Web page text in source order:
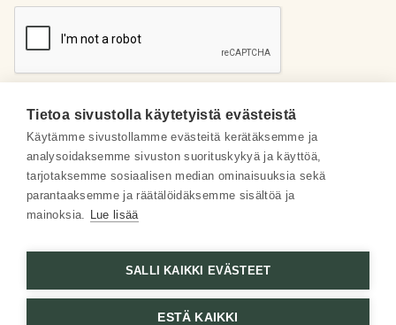
Meistä
Some
Asiakaspalvelu
Tietoa sivustolla käytetyistä evästeistä
Käytämme sivustollamme evästeitä kerätäksemme ja
analysoidaksemme sivuston suorituskykyä ja käyttöä,
tarjotaksemme sosiaalisen median ominaisuuksia sekä
parantaaksemme ja räätälöidäksemme sisältöä ja
mainoksia. Lue lisää
SALLI KAIKKI EVÄSTEET
ESTÄ KAIKKI